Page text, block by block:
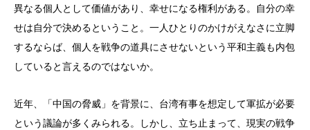
異なる個人として価値があり、幸せになる権利がある。自分の幸
せは自分で決めるということ。一人ひとりのかけがえなさに立脚
するならば、個人を戦争の道具にさせないという平和主義も内包
していると言えるのではないか。
近年、「中国の脅威」を背景に、台湾有事を想定して軍拡が必要
という議論が多くみられる。しかし、立ち止まって、現実の戦争